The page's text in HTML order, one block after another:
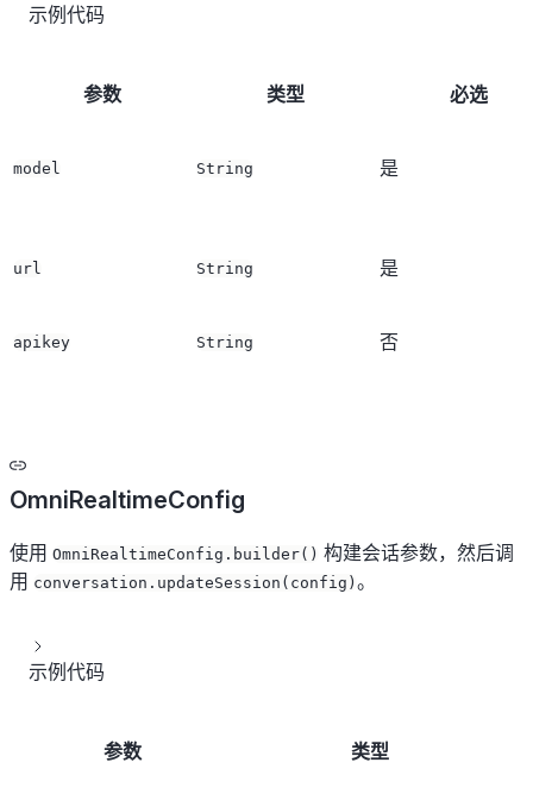
示例代码
参数 类型 必选
model String 是
url String 是
apikey String 否
OmniRealtimeConfig
使用 OmniRealtimeConfig.builder() 构建会话参数，然后调
用 conversation.updateSession(config) 。
示例代码
参数 类型